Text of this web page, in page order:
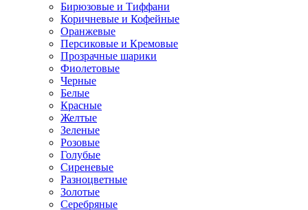
Бирюзовые и Тиффани
Коричневые и Кофейные
Оранжевые
Персиковые и Кремовые
Прозрачные шарики
Фиолетовые
Черные
Белые
Красные
Желтые
Зеленые
Розовые
Голубые
Сиреневые
Разноцветные
Золотые
Серебряные